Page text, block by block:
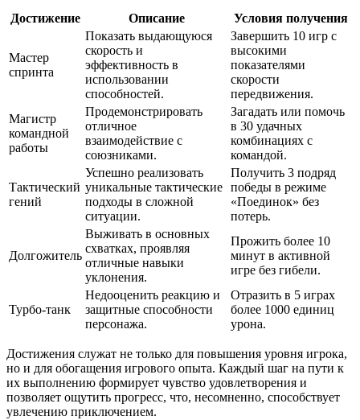
Достижение Описание Условия получения
Мастер
спринта
Показать выдающуюся
скорость и
эффективность в
использовании
способностей.
Завершить 10 игр с
высокими
показателями
скорости
передвижения.
Магистр
командной
работы
Продемонстрировать
отличное
взаимодействие с
союзниками.
Загадать или помочь
в 30 удачных
комбинациях с
командой.
Тактический
гений
Успешно реализовать
уникальные тактические
подходы в сложной
ситуации.
Получить 3 подряд
победы в режиме
«Поединок» без
потерь.
Долгожитель
Выживать в основных
схватках, проявляя
отличные навыки
уклонения.
Прожить более 10
минут в активной
игре без гибели.
Турбо-танк
Недооценить реакцию и
защитные способности
персонажа.
Отразить в 5 играх
более 1000 единиц
урона.
Достижения служат не только для повышения уровня игрока,
но и для обогащения игрового опыта. Каждый шаг на пути к
их выполнению формирует чувство удовлетворения и
позволяет ощутить прогресс, что, несомненно, способствует
увлечению приключением.